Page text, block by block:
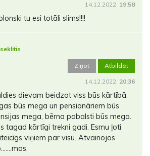
14.12.2022. 19:58
tu esi totāli slims!!!!
Ziņot Atbildēt
14.12.2022. 20:36
dievam beidzot viss būs kārtībā.
būs mega un pensionāriem būs
mega, bērna pabalsti būs mega.
tagad kārtīgi trekni gadi. Esmu ļoti
viņiem par visu. Atvainojos